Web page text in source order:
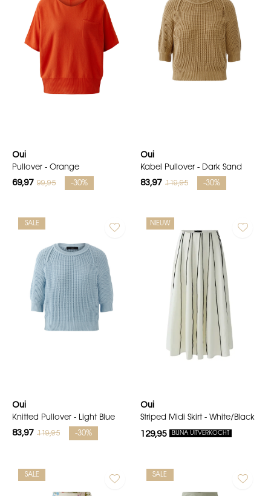
Oui
Pullover - Orange
69,97 99,95 -30%
Oui
Kabel Pullover - Dark Sand
83,97 119,95 -30%
SALE
Oui
Knitted Pullover - Light Blue
83,97 119,95 -30%
NIEUW
Oui
Striped Midi Skirt - White/Black
129,95 BIJNA UITVERKOCHT
SALE SALE